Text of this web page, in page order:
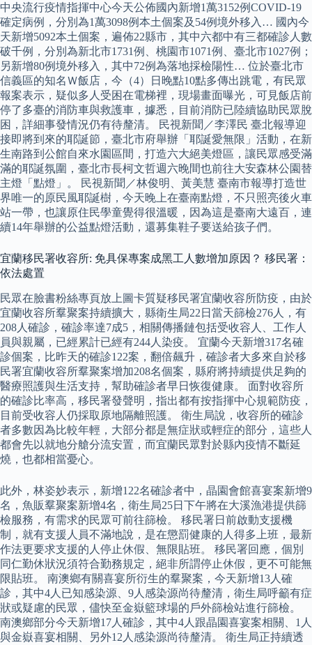
中央流行疫情指揮中心今天公佈國內新增1萬3152例COVID-19
確定病例，分別為1萬3098例本土個案及54例境外移入… 國內今
天新增5092本土個案，遍佈22縣市，其中六都中有三都確診人數
破千例，分別為新北市1731例、桃園市1071例、臺北市1027例；
另新增80例境外移入，其中72例為落地採檢陽性… 位於臺北市
信義區的知名Ｗ飯店，今（4）日晚點10點多傳出跳電，有民眾
報案表示，疑似多人受困在電梯裡，現場畫面曝光，可見飯店前
停了多臺的消防車與救護車，據悉，目前消防已陸續協助民眾脫
困，詳細事發情況仍有待釐清。 民視新聞／李澤民 臺北報導迎
接即將到來的耶誕節，臺北市府舉辦「耶誕愛無限」活動，在新
生南路到公館自來水園區間，打造六大絕美燈區，讓民眾感受滿
滿的耶誕氛圍，臺北市長柯文哲週六晚間也前往大安森林公園替
主燈「點燈」。 民視新聞／林俊明、黃美慧 臺南市報導打造世
界唯一的原民風耶誕樹，今天晚上在臺南點燈，不只照亮後火車
站一帶，也讓原住民學童覺得很溫暖，因為這是臺南大遠百，連
續14年舉辦的公益點燈活動，還募集鞋子要送給孩子們。
宜蘭移民署收容所: 免具保專案成黑工人數增加原因？ 移民署：
依法處置
民眾在臉書粉絲專頁放上圖卡質疑移民署宜蘭收容所防疫，由於
宜蘭收容所羣聚案持續擴大，縣衛生局22日當天篩檢276人，有
208人確診，確診率達7成5，相關傳播鏈包括受收容人、工作人
員與親屬，已經累計已經有244人染疫。 宜蘭今天新增317名確
診個案，比昨天的確診122案，翻倍飆升，確診者大多來自於移
民署宜蘭收容所羣聚案增加208名個案，縣府將持續提供足夠的
醫療照護與生活支持，幫助確診者早日恢復健康。 面對收容所
的確診比率高，移民署發聲明，指出都有按指揮中心規範防疫，
目前受收容人仍採取原地隔離照護。 衛生局說，收容所的確診
者多數因為比較年輕，大部分都是無症狀或輕症的部分，這些人
都會先以就地分艙分流安置，而宜蘭民眾對於縣內疫情不斷延
燒，也都相當憂心。
此外，林姿妙表示，新增122名確診者中，晶園會館喜宴案新增9
名，魚販羣聚案新增4名，衛生局25日下午將在大溪漁港提供篩
檢服務，有需求的民眾可前往篩檢。 移民署日前啟動支援機
制，就有支援人員不滿地說，是在懲罰健康的人得多上班，最新
作法更要求支援的人停止休假、無限貼班。 移民署回應，個別
同仁勤休狀況須符合勤務規定，絕非所謂停止休假，更不可能無
限貼班。 南澳鄉有關喜宴所衍生的羣聚案，今天新增13人確
診，其中4人已知感染源、9人感染源尚待釐清，衛生局呼籲有症
狀或疑慮的民眾，儘快至金嶽籃球場的戶外篩檢站進行篩檢。
南澳鄉部分今天新增17人確診，其中4人跟晶園喜宴案相關、1人
與金嶽喜宴相關、另外12人感染源尚待釐清。 衛生局正持續透